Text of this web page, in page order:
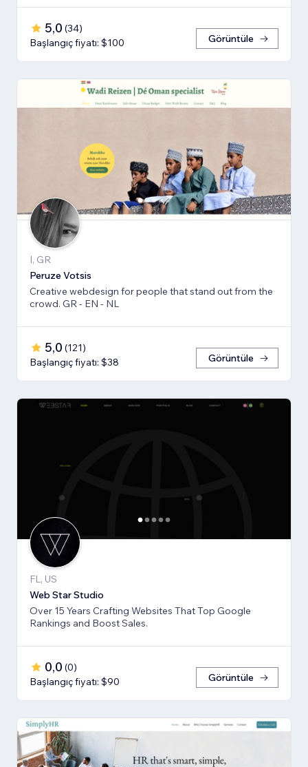
5,0 (34)
Başlangıç fiyatı: $100
Görüntüle
I, GR
Peruze Votsis
Creative webdesign for people that stand out from the
crowd. GR - EN - NL
5,0 (121)
Başlangıç fiyatı: $38
Görüntüle
FL, US
Web Star Studio
Over 15 Years Crafting Websites That Top Google
Rankings and Boost Sales.
0,0 (0)
Başlangıç fiyatı: $90
Görüntüle